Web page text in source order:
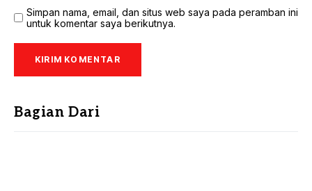
Simpan nama, email, dan situs web saya pada peramban ini
untuk komentar saya berikutnya.
Bagian Dari